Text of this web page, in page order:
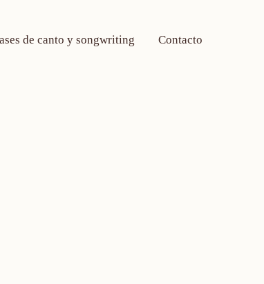
de canto y songwriting Contacto